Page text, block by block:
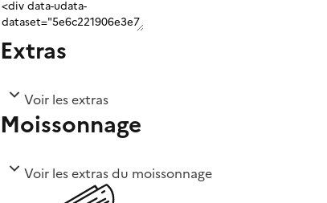
Extras
Voir les extras
Moissonnage
Voir les extras du moissonnage